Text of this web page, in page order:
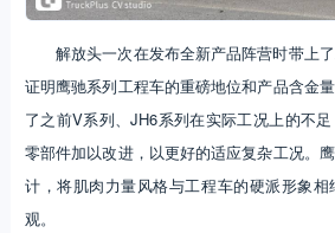
解放头一次在发布全新产品阵营时带上
证明鹰驰系列工程车的重磅地位和产品含金
了之前V系列、JH6系列在实际工况上的不
零部件加以改进，以更好的适应复杂工况。
计，将肌肉力量风格与工程车的硬派形象
观。